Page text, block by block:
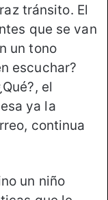
tránsito. El
que se van
un tono
escuchar?
el
ya la
continua
un niño